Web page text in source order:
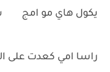
يكول هاي مو امج
راسا امي كعدت على